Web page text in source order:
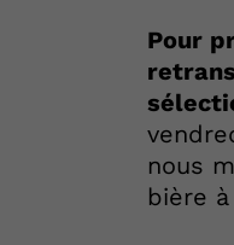
Pour
nous
bière